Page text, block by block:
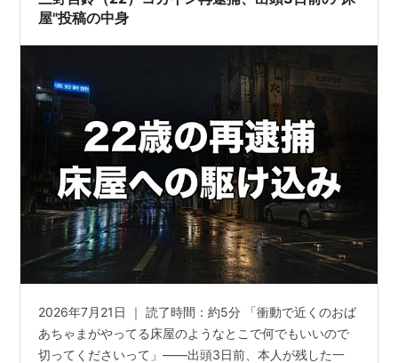
屋"投稿の中身
2026年7月21日 ｜ 読了時間：約5分 「衝動で近くのおば
あちゃまがやってる床屋のようなとこで何でもいいので
切ってくださいって」——出頭3日前、本人が残した一